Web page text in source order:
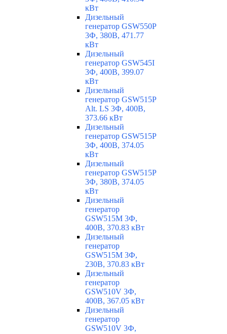
кВт
Дизельный
генератор GSW550P
3Ф, 380В, 471.77
кВт
Дизельный
генератор GSW545I
3Ф, 400В, 399.07
кВт
Дизельный
генератор GSW515P
Alt. LS 3Ф, 400В,
373.66 кВт
Дизельный
генератор GSW515P
3Ф, 400В, 374.05
кВт
Дизельный
генератор GSW515P
3Ф, 380В, 374.05
кВт
Дизельный
генератор
GSW515M 3Ф,
400В, 370.83 кВт
Дизельный
генератор
GSW515M 3Ф,
230В, 370.83 кВт
Дизельный
генератор
GSW510V 3Ф,
400В, 367.05 кВт
Дизельный
генератор
GSW510V 3Ф,